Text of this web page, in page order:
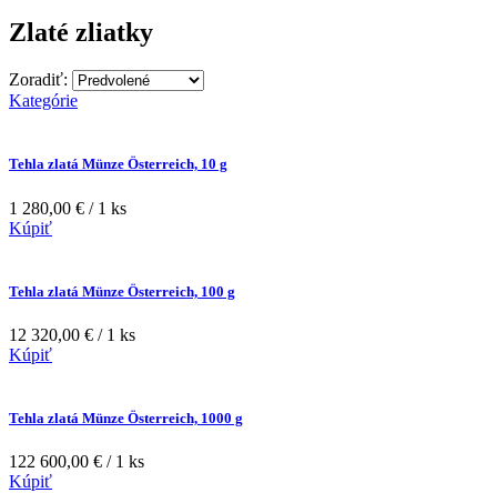
Zlaté zliatky
Zoradiť:
Kategórie
Tehla zlatá Münze Österreich, 10 g
1 280,00 € / 1 ks
Kúpiť
Tehla zlatá Münze Österreich, 100 g
12 320,00 € / 1 ks
Kúpiť
Tehla zlatá Münze Österreich, 1000 g
122 600,00 € / 1 ks
Kúpiť